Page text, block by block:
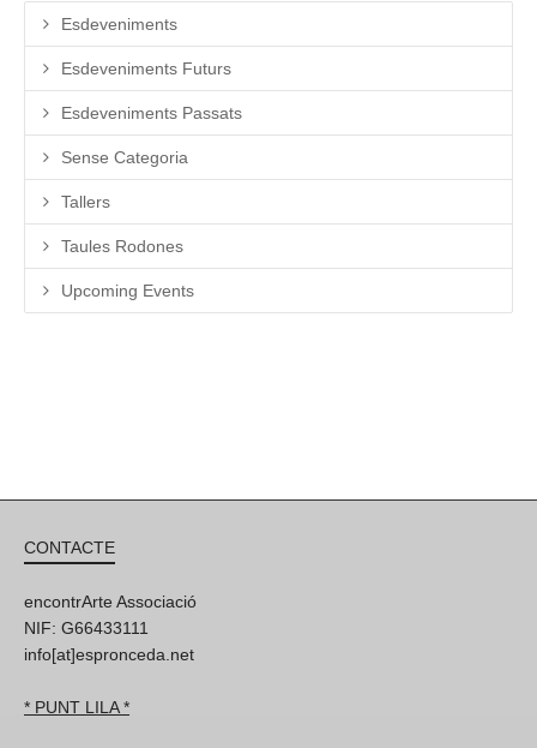
Esdeveniments
Esdeveniments Futurs
Esdeveniments Passats
Sense Categoria
Tallers
Taules Rodones
Upcoming Events
CONTACTE
encontrArte Associació
NIF: G66433111
info[at]espronceda.net
* PUNT LILA *